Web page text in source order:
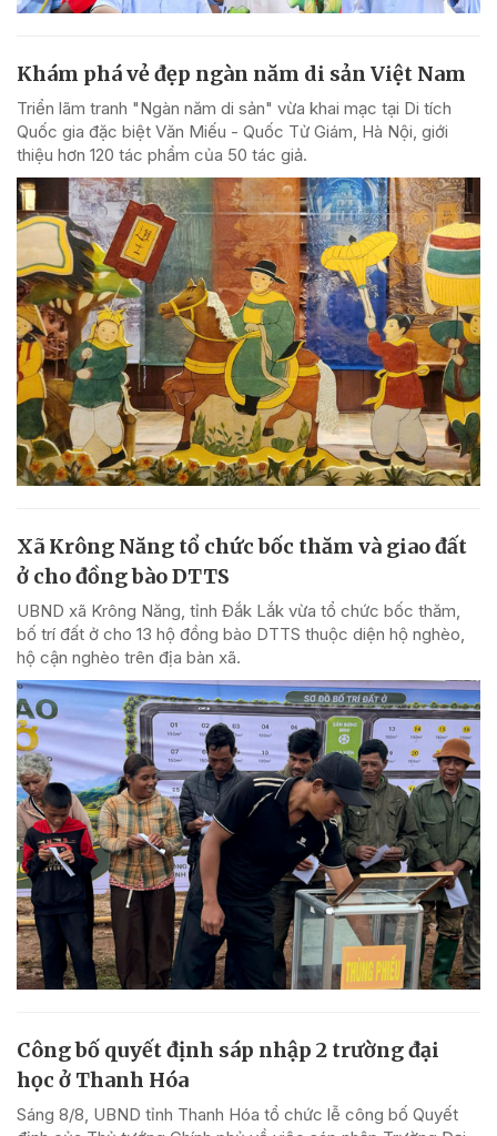
Khám phá vẻ đẹp ngàn năm di sản Việt Nam
Triển lãm tranh "Ngàn năm di sản" vừa khai mạc tại Di tích
Quốc gia đặc biệt Văn Miếu - Quốc Tử Giám, Hà Nội, giới
thiệu hơn 120 tác phẩm của 50 tác giả.
Xã Krông Năng tổ chức bốc thăm và giao đất
ở cho đồng bào DTTS
UBND xã Krông Năng, tỉnh Đắk Lắk vừa tổ chức bốc thăm,
bố trí đất ở cho 13 hộ đồng bào DTTS thuộc diện hộ nghèo,
hộ cận nghèo trên địa bàn xã.
Công bố quyết định sáp nhập 2 trường đại
học ở Thanh Hóa
Sáng 8/8, UBND tỉnh Thanh Hóa tổ chức lễ công bố Quyết